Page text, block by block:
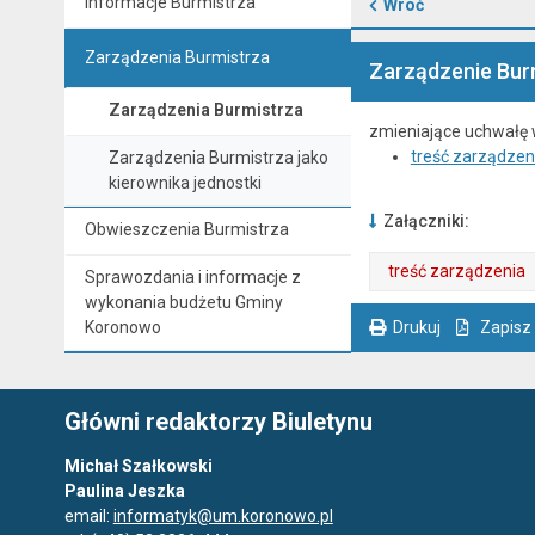
Zarządzenia Burmistrza
Zarządzenia Burmistrza
Zarządzenia Burmistrza jako
kierownika jednostki
Obwieszczenia Burmistrza
Sprawozdania i informacje z
wykonania budżetu Gminy
Koronowo
Wróć
Zarządzenie
zmieniające
treść
Załączniki:
treść zarządzenia
Drukuj Zapisz
Główni redaktorzy Biuletynu
Michał Szałkowski
Paulina Jeszka
email: informatyk@um.koronowo.pl